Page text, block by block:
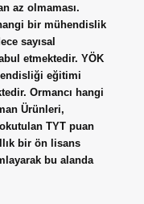
az olmaması.
bir mühendislik
sayısal
etmektedir. YÖK
eğitimi
Ormancı hangi
Ürünleri,
TYT puan
bir ön lisans
bu alanda